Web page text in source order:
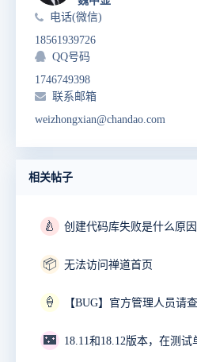
电话(微信)
18561939726
QQ号码
1746749398
联系邮箱
weizhongxian@chandao.com
相关帖子
🍐 创建代码库失败是什么原因
📦 无法访问禅道首页
🍦
🌃 18.11和18.12版本，在测